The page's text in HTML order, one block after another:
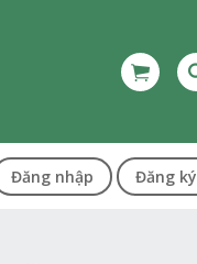
Đăng nhập Đăng ký